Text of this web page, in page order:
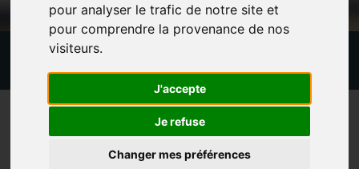
pour analyser le trafic de notre site et
pour comprendre la provenance de nos
visiteurs.
J'accepte
Je refuse
Changer mes préférences
Actualités
Arts plastiques à la MAS de Petite Rosselle
30 juillet 2021